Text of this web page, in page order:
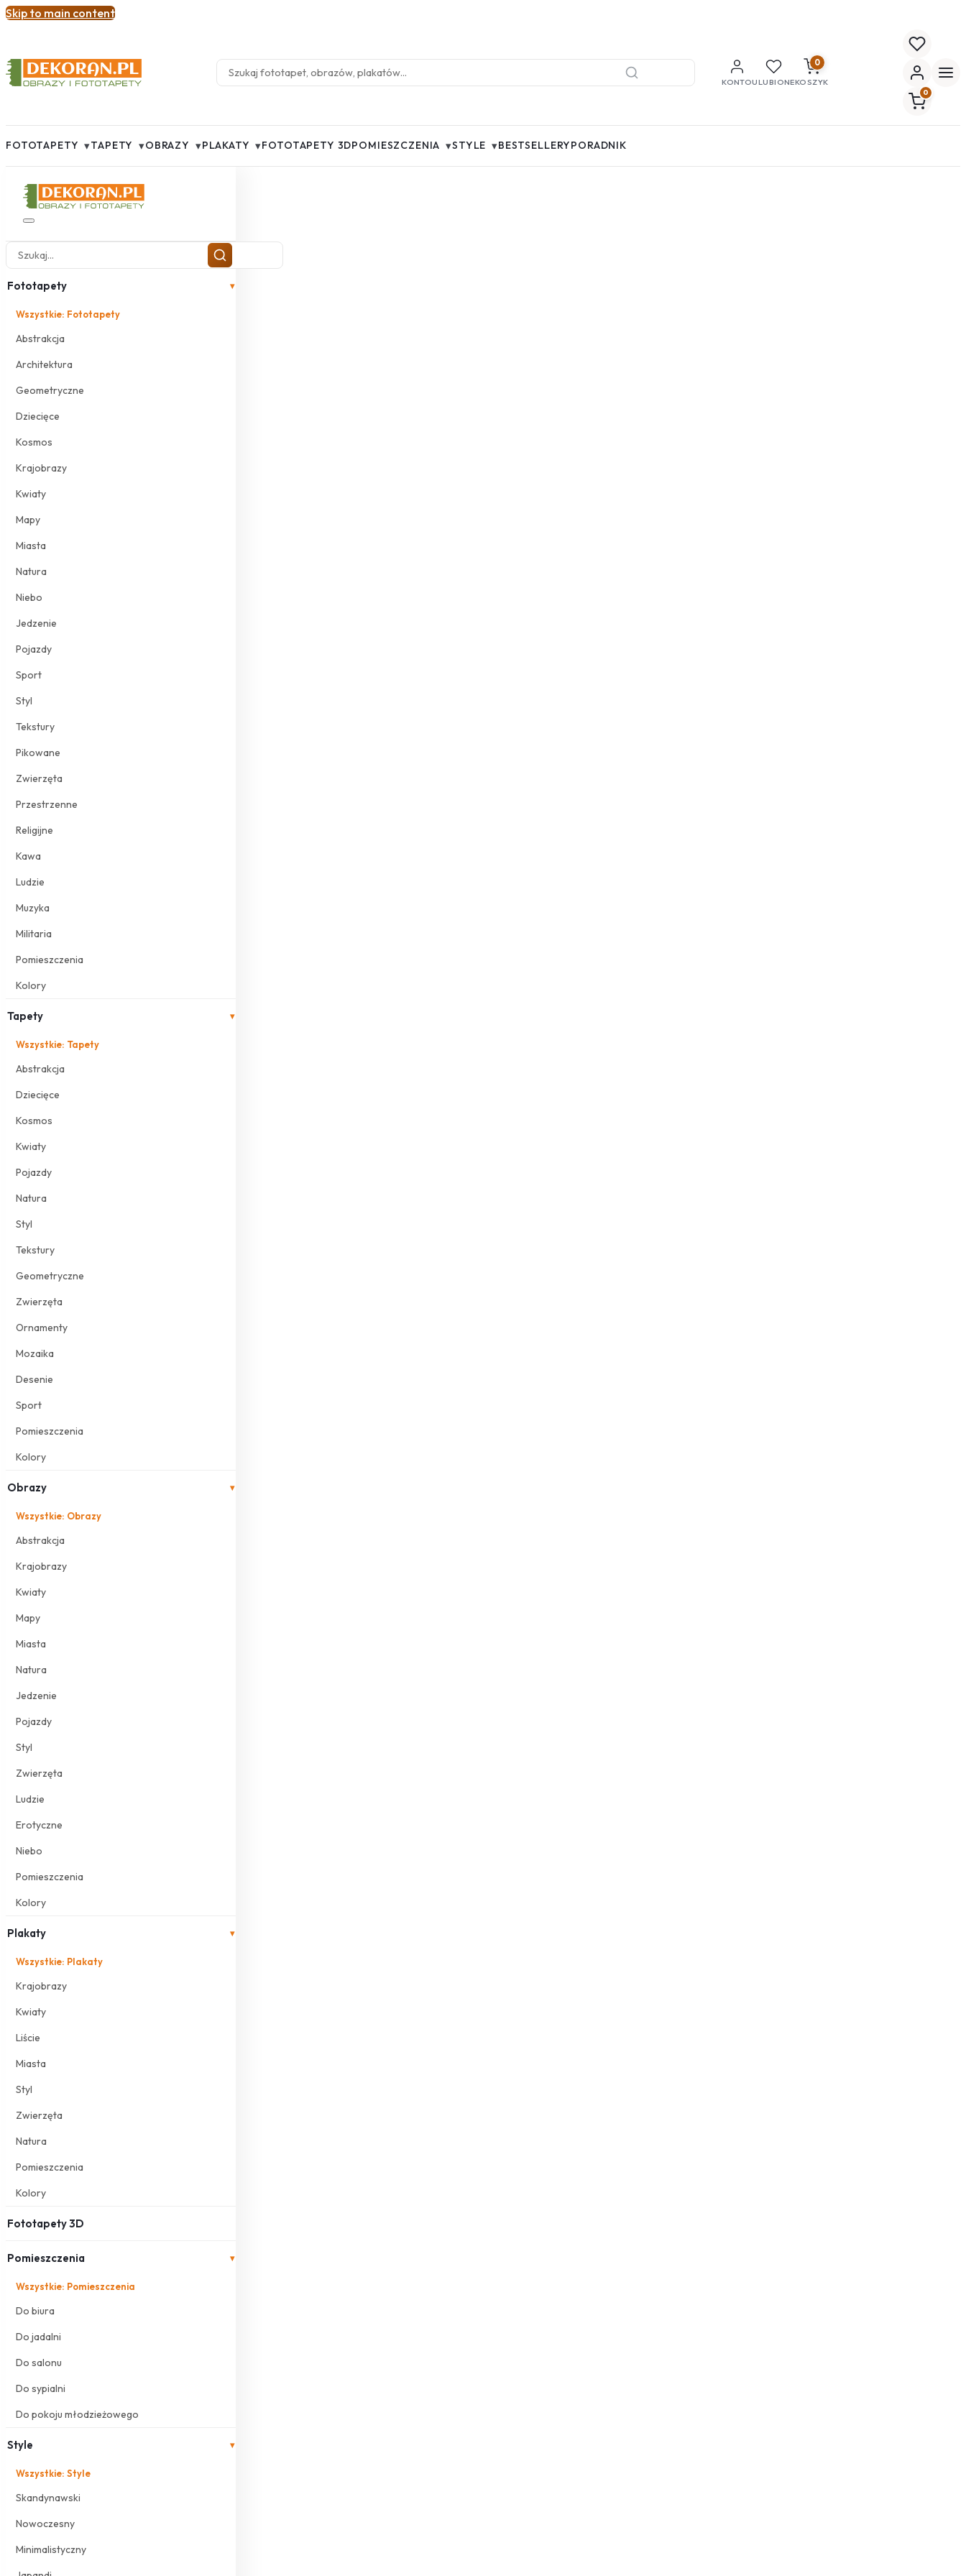
Skip to main content
KONTOULUBIONE
0
KOSZYK
0
FOTOTAPETY ▾TAPETY ▾OBRAZY ▾PLAKATY ▾FOTOTAPETY 3DPOMIESZCZENIA ▾STYLE ▾BESTSELLERYPORADNIK
Fototapety ▾
Wszystkie: Fototapety
Abstrakcja
Architektura
Geometryczne
Dziecięce
Kosmos
Krajobrazy
Kwiaty
Mapy
Miasta
Natura
Niebo
Jedzenie
Pojazdy
Sport
Styl
Tekstury
Pikowane
Zwierzęta
Przestrzenne
Religijne
Kawa
Ludzie
Muzyka
Militaria
Pomieszczenia
Kolory
Tapety ▾
Wszystkie: Tapety
Abstrakcja
Dziecięce
Kosmos
Kwiaty
Pojazdy
Natura
Styl
Tekstury
Geometryczne
Zwierzęta
Ornamenty
Mozaika
Desenie
Sport
Pomieszczenia
Kolory
Obrazy ▾
Wszystkie: Obrazy
Abstrakcja
Krajobrazy
Kwiaty
Mapy
Miasta
Natura
Jedzenie
Pojazdy
Styl
Zwierzęta
Ludzie
Erotyczne
Niebo
Pomieszczenia
Kolory
Plakaty ▾
Wszystkie: Plakaty
Krajobrazy
Kwiaty
Liście
Miasta
Styl
Zwierzęta
Natura
Pomieszczenia
Kolory
Fototapety 3D
Pomieszczenia ▾
Wszystkie: Pomieszczenia
Do biura
Do jadalni
Do salonu
Do sypialni
Do pokoju młodzieżowego
Style ▾
Wszystkie: Style
Skandynawski
Nowoczesny
Minimalistyczny